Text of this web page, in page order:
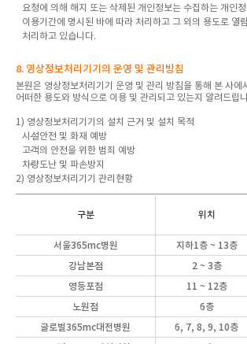
요청에 의해 해지 또는 삭제된 개인정보는 수집하는 개인
이용기간에 명시된 바에 따라 처리하고 그 외의 용도로 열
처리하고 있습니다.
8. 영상정보처리기기의 운영 및 관리방침
본원은 영상정보처리기기 운영 및 관리 방침을 통해 본 사에
어떠한 용도와 방식으로 이용 및 관리되고 있는지 알려드립
1) 영상정보처리기기의 설치 근거 및 설치 목적
시설안전 및 화재 예방
고객의 안전을 위한 범죄 예방
차량도난 및 파손방지
2) 영상정보처리기기 관리현황
구분 위치
서울365mc병원
지하1층 ~ 13층
강남본점
2 ~ 3층
영등포점
11 ~ 12층
노원점
6층
글로벌365mc대전병원 6, 7, 8, 9, 10층